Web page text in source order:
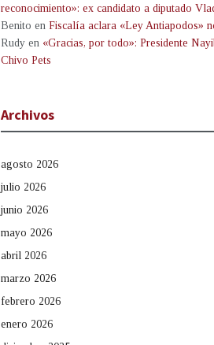
reconocimiento»: ex candidato a diputado
Benito en Fiscalía aclara «Ley Antiapodos»
Rudy en «Gracias, por todo»: Presidente
Chivo Pets
Archivos
agosto 2026
julio 2026
junio 2026
mayo 2026
abril 2026
marzo 2026
febrero 2026
enero 2026